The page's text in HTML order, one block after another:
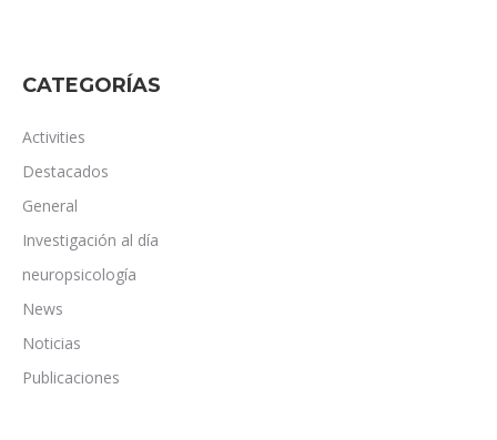
CATEGORÍAS
Activities
Destacados
General
Investigación al día
neuropsicología
News
Noticias
Publicaciones